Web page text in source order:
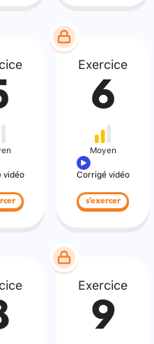
vidéo
Exercice
6
Moyen
Corrigé vidéo
s'exercer
Exercice
9